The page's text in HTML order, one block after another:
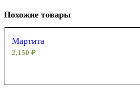
Похожие товары
Мартита
2,150 ₽